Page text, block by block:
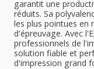
garantit une
réduits. Sa
les plus pointues en
d'épreuvage. Avec
professionnels de
solution fiable et
d'impression grand